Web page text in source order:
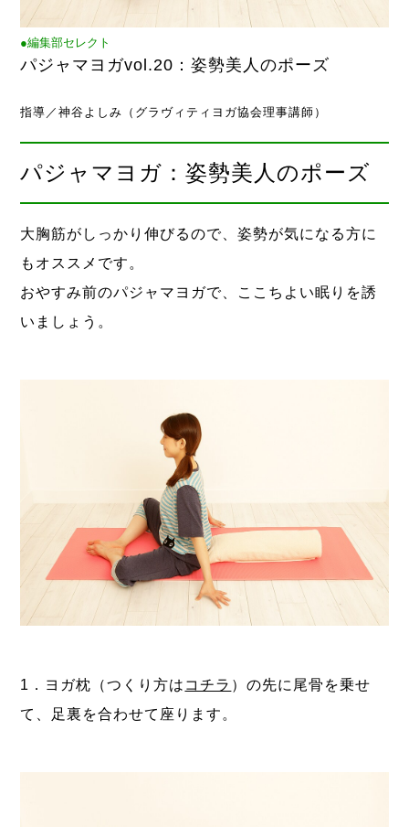
●編集部セレクト
パジャマヨガvol.20：姿勢美人のポーズ
指導／神谷よしみ（グラヴィティヨガ協会理事講師）
パジャマヨガ：姿勢美人のポーズ
大胸筋がしっかり伸びるので、姿勢が気になる方に
もオススメです。
おやすみ前のパジャマヨガで、ここちよい眠りを誘
いましょう。
1．ヨガ枕（つくり方は コチラ ）の先に尾骨を乗せ
て、足裏を合わせて座ります。